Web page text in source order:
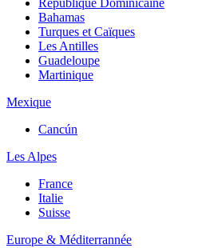
République Dominicaine
Bahamas
Turques et Caïques
Les Antilles
Guadeloupe
Martinique
Mexique
Cancún
Les Alpes
France
Italie
Suisse
Europe & Méditerrannée